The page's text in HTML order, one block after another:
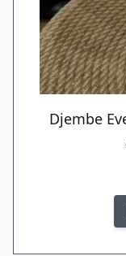
Djembe